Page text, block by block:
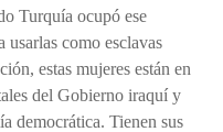
Turquía ocupó ese
usarlas como esclavas
estas mujeres están en
del Gobierno iraquí y
democrática. Tienen sus